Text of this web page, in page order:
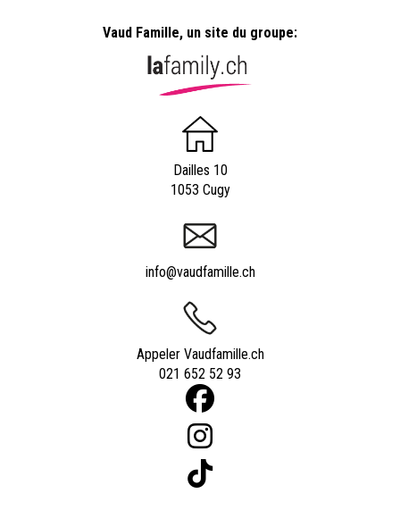
Vaud Famille, un site du groupe:
Dailles 10
1053 Cugy
info@vaudfamille.ch
Appeler Vaudfamille.ch
021 652 52 93